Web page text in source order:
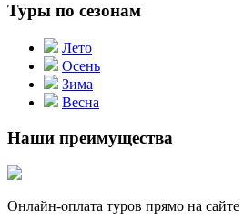
Туры по сезонам
Лето
Осень
Зима
Весна
Наши преимущества
Онлайн-оплата туров прямо на сайте